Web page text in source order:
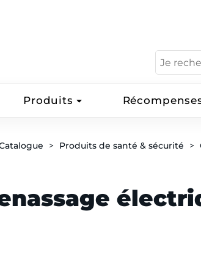
Produits
Produits de santé & sécurité